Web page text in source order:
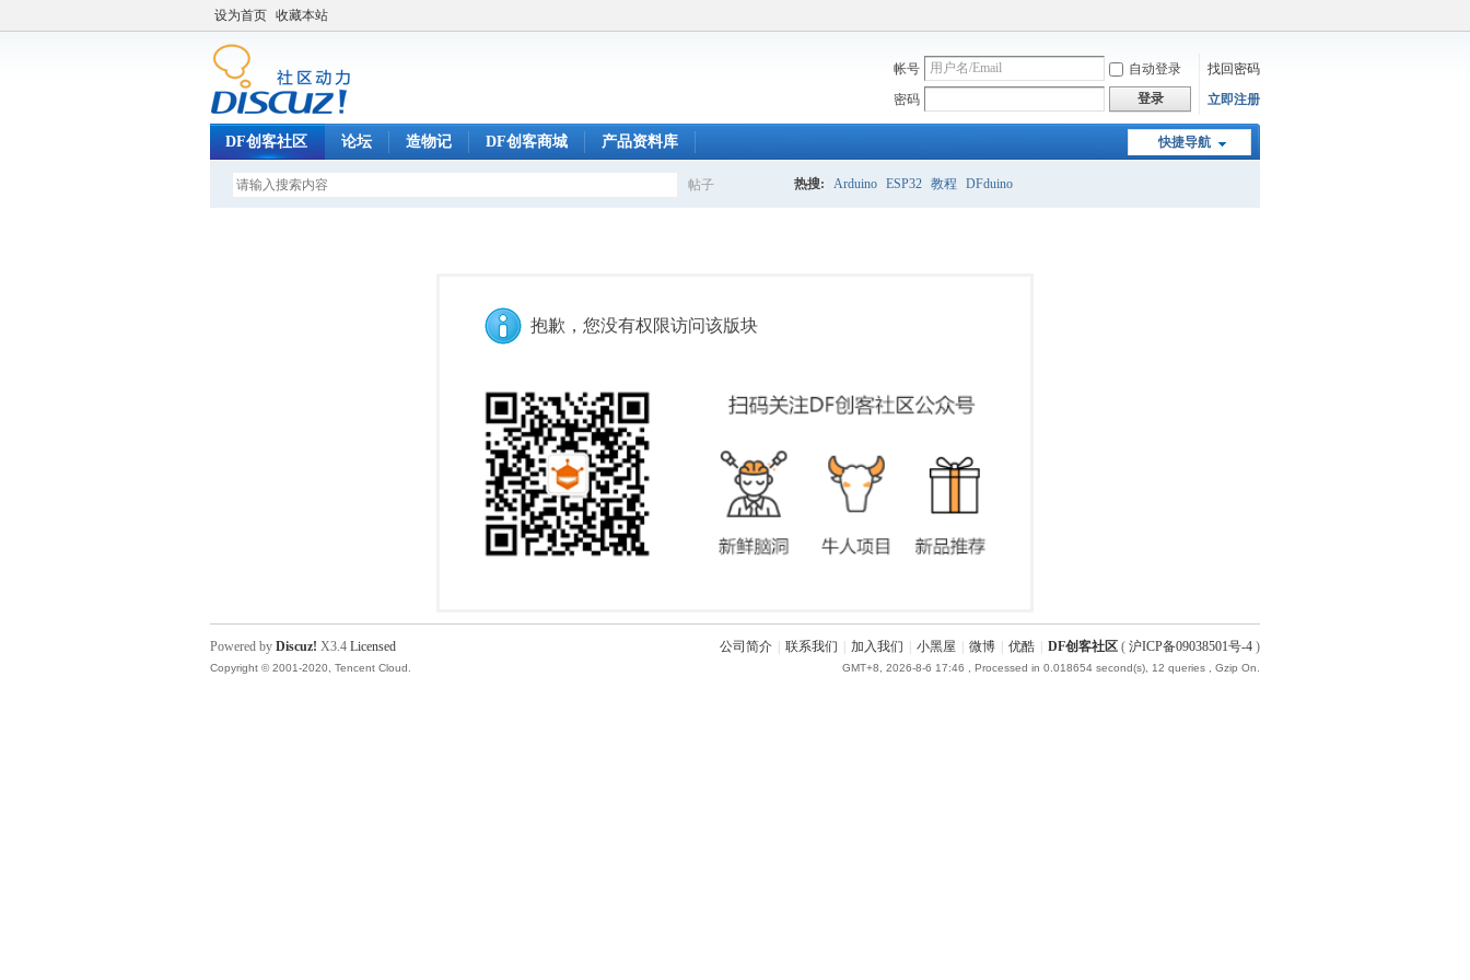
设为首页 收藏本站
帐号 自动登录
找回密码
密码
登录 立即注册
快捷导航
DF创客社区 论坛 造物记 DF创客商城 产品资料库
帖子 热搜: Arduino ESP32 教程 DFduino
抱歉，您没有权限访问该版块
公司简介 联系我们 加入我们 小黑屋 微博 优酷 DF创客社区 ( 沪ICP备09038501号-4 )
GMT+8, 2026-8-6 17:46 , Processed in 0.018654 second(s), 12 queries , Gzip On.
Powered by Discuz! X3.4 Licensed
Copyright © 2001-2020, Tencent Cloud.